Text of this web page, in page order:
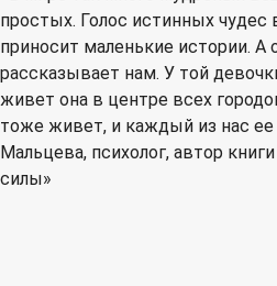
простых. Голос истинных чудес
приносит маленькие истории.
рассказывает нам. У той
живет она в центре всех
тоже живет, и каждый из нас ее
Мальцева, психолог, автор
силы»